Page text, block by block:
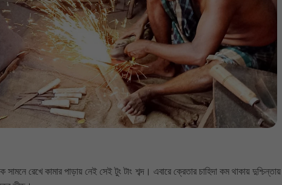
রেখে কামার পাড়ায় নেই সেই টুং টাং শব্দ। এবারে ক্রেতার চাহিদা কম থাকায় দুশ্চিন্তায়